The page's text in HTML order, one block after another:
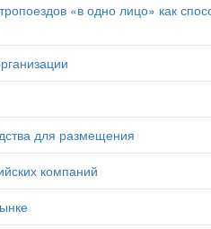
«в одно лицо» как
для размещения
компаний